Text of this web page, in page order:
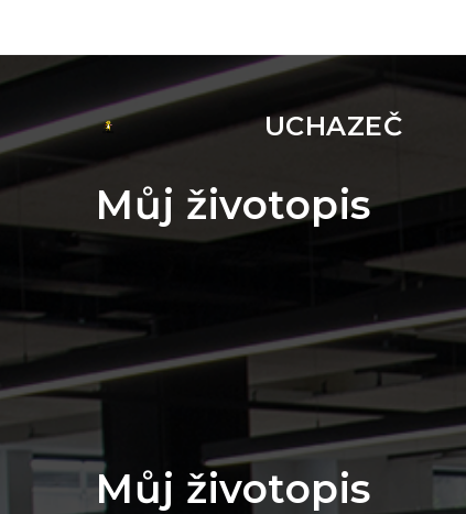
UCHAZEČ
Můj životopis
Můj životopis